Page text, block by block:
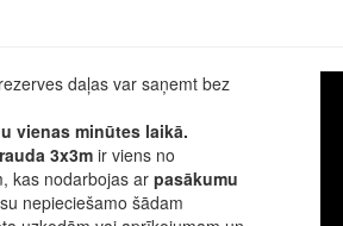
daļas var saņemt bez
vienas minūtes laikā.
3x3m ir viens no
kas nodarbojas ar pasākumu
nepieciešamo šādam